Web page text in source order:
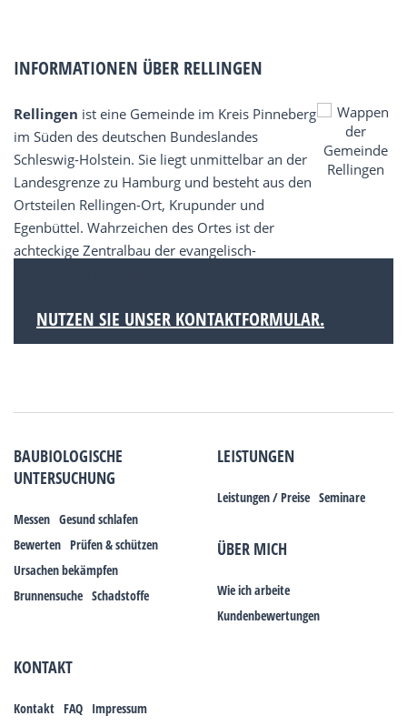
INFORMATIONEN ÜBER RELLINGEN
Rellingen ist eine Gemeinde im Kreis Pinneberg
im Süden des deutschen Bundeslandes
Schleswig-Holstein. Sie liegt unmittelbar an der
Landesgrenze zu Hamburg und besteht aus den
Ortsteilen Rellingen-Ort, Krupunder und
Egenbüttel. Wahrzeichen des Ortes ist der
achteckige Zentralbau der evangelisch-
NUTZEN SIE UNSER KONTAKTFORMULAR.
BAUBIOLOGISCHE
UNTERSUCHUNG
Messen Gesund schlafen
Bewerten Prüfen & schützen
Ursachen bekämpfen
Brunnensuche Schadstoffe
LEISTUNGEN
Leistungen / Preise Seminare
ÜBER MICH
Wie ich arbeite
Kundenbewertungen
KONTAKT
Kontakt FAQ Impressum